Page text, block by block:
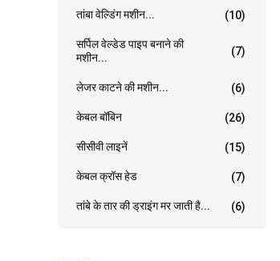
तांबा वेल्डिंग मशीन... (10)
सर्पिल वेल्डेड पाइप बनाने की
मशीन...
(7)
लेजर काटने की मशीन... (6)
केबल बॉबिन (26)
सीसीवी लाइनें (15)
केबल क्रॉस हेड (7)
तांबे के तार की ड्राइंग मर जाती है... (6)